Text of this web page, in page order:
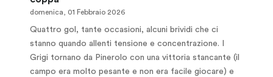
domenica, 01 Febbraio 2026
Quattro gol, tante occasioni, alcuni brividi che ci
stanno quando allenti tensione e concentrazione. I
Grigi tornano da Pinerolo con una vittoria stancante (il
campo era molto pesante e non era facile giocare) e